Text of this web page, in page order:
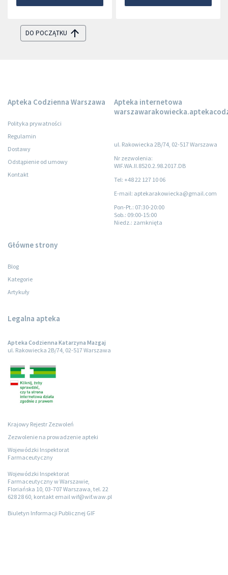
DO POCZĄTKU
Apteka Codzienna Warszawa
Polityka prywatności
Regulamin
Dostawy
Odstąpienie od umowy
Kontakt
Apteka internetowa
ul. Rakowiecka 2B/74, 02-517 Warszawa
Nr zezwolenia:
WIF.WA.II.8520.2.98.2017.DB
Tel: +48 22 127 10 06
E-mail: aptekarakowiecka@gmail.com
Pon-Pt.: 07:30-20:00
Sob.: 09:00-15:00
Niedz.: zamknięta
Główne strony
Blog
Kategorie
Artykuły
Legalna apteka
Apteka Codzienna Katarzyna Mazgaj
ul. Rakowiecka 2B/74, 02-517 Warszawa
Krajowy Rejestr Zezwoleń
Zezwolenie na prowadzenie apteki
Wojewódzki Inspektorat
Farmaceutyczny
Wojewódzki Inspektorat
Farmaceutyczny w Warszawie,
Floriańska 10, 03-707 Warszawa, tel. 22
628 28 60, kontakt email wif@wif.waw.pl
Biuletyn Informacji Publicznej GIF